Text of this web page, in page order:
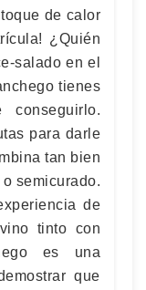
de calor
¿Quién
salado en el
tienes
conseguirlo.
para darle
tan bien
semicurado.
de
tinto con
es una
que